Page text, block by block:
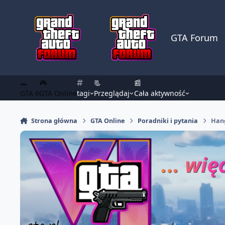
GTA Forum
🐊
GTA 6
🎮
GTA Onlinetagi
📃
Przeglądaj
📰
Cała aktywność
Strona główna GTA Online Poradniki i pytania